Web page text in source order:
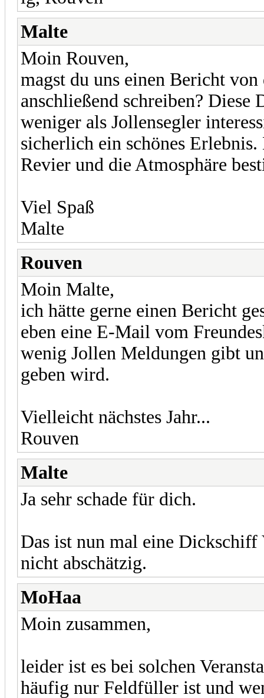
Malte
Moin Rouven,
magst du uns einen Bericht
anschließend schreiben?
weniger als Jollensegler
sicherlich ein schönes
Revier und die Atmosphäre
Viel Spaß
Malte
Rouven
Moin Malte,
ich hätte gerne einen Bericht
eben eine E-Mail vom
wenig Jollen Meldungen gibt
geben wird.
Vielleicht nächstes Jahr...
Rouven
Malte
Ja sehr schade für dich.
Das ist nun mal eine Dickschiff
nicht abschätzig.
MoHaa
Moin zusammen,
leider ist es bei solchen
häufig nur Feldfüller ist und